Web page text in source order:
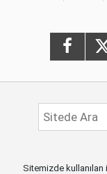
Sitemizde kullanılan